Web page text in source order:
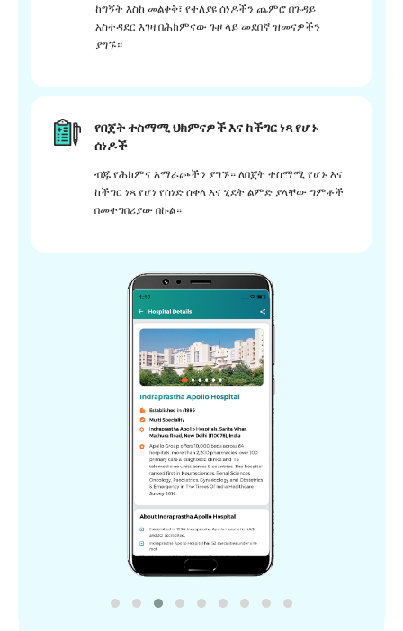
ከግኝት እስከ መልቀቅ፣ የተለያዩ ሰነዶችን ጨምሮ በጉዳይ
አስተዳደር እገዛ በሕክምናው ጉዞ ላይ መደበኛ ዝመናዎችን
ያግኙ።
የበጀት ተስማሚ ህክምናዎች እና ከችግር ነጻ የሆኑ
ሰነዶች
ብጁ የሕክምና አማራጮችን ያግኙ። ለበጀት ተስማሚ የሆኑ እና
ከችግር ነጻ የሆነ የሰነድ ሰቀላ እና ሂደት ልምድ ያላቸው ግምቶች
በመተግበሪያው በኩል።